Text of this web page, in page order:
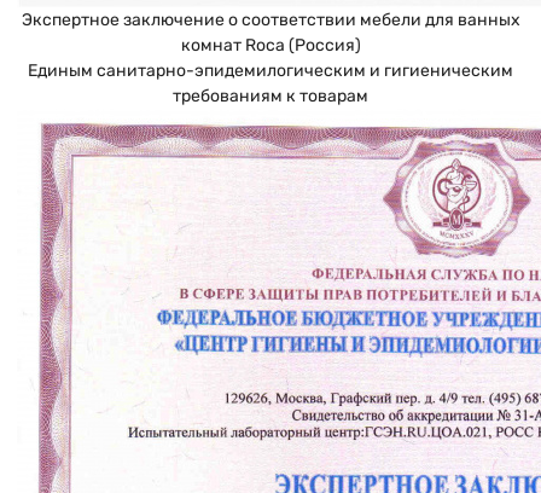
Экспертное заключение о соответствии мебели для ванных
комнат Roca (Россия)
Единым санитарно-эпидемилогическим и гигиеническим
требованиям к товарам